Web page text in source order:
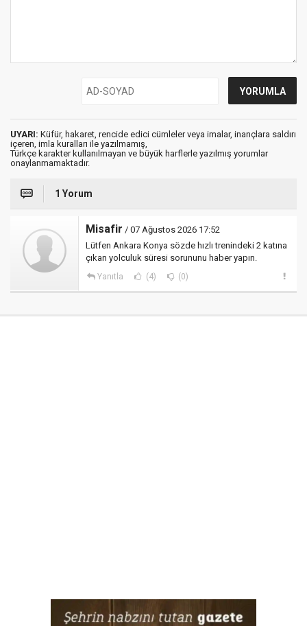
UYARI: Küfür, hakaret, rencide edici cümleler veya imalar, inançlara saldırı
içeren, imla kuralları ile yazılmamış,
Türkçe karakter kullanılmayan ve büyük harflerle yazılmış yorumlar
onaylanmamaktadır.
1 Yorum
Misafir / 07 Ağustos 2026 17:52
Lütfen Ankara Konya sözde hızlı trenindeki 2 katına
çıkan yolculuk süresi sorununu haber yapın.
Yanıtla (4) (0)